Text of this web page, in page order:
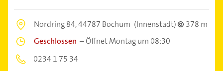
Nordring 84,44787 Bochum (Innenstadt)
378 m
Geschlossen –Öffnet Montag um 08:30
0234 1 75 34